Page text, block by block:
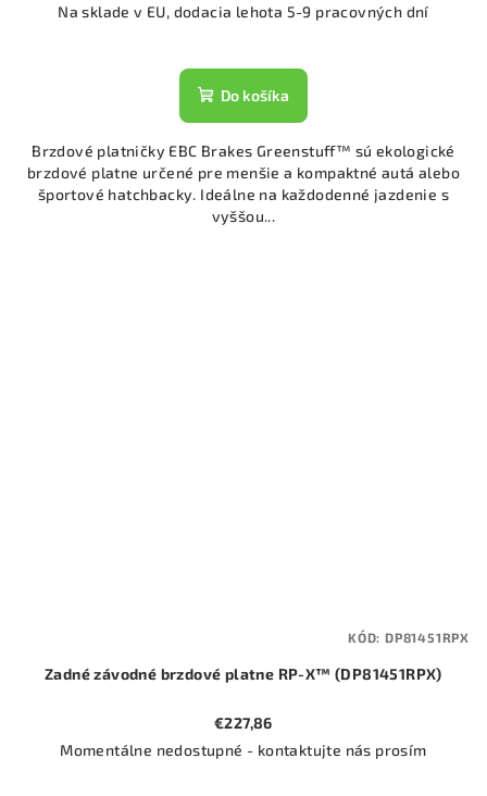
Na sklade v EU, dodacia lehota 5-9 pracovných dní
Do košíka
Brzdové platničky EBC Brakes Greenstuff™ sú ekologické
brzdové platne určené pre menšie a kompaktné autá alebo
športové hatchbacky. Ideálne na každodenné jazdenie s
vyššou...
Zadné závodné brzdové platne RP-X™ (DP81451RPX)
€227,86
Momentálne nedostupné - kontaktujte nás prosím
KÓD: DP81451RPX